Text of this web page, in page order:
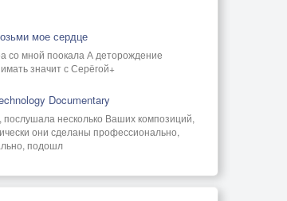
мое сердце
со мной поокала А деторождение
значит с Серёгой+
Documentary
послушала несколько Ваших композиций,
они сделаны профессионально,
подошл